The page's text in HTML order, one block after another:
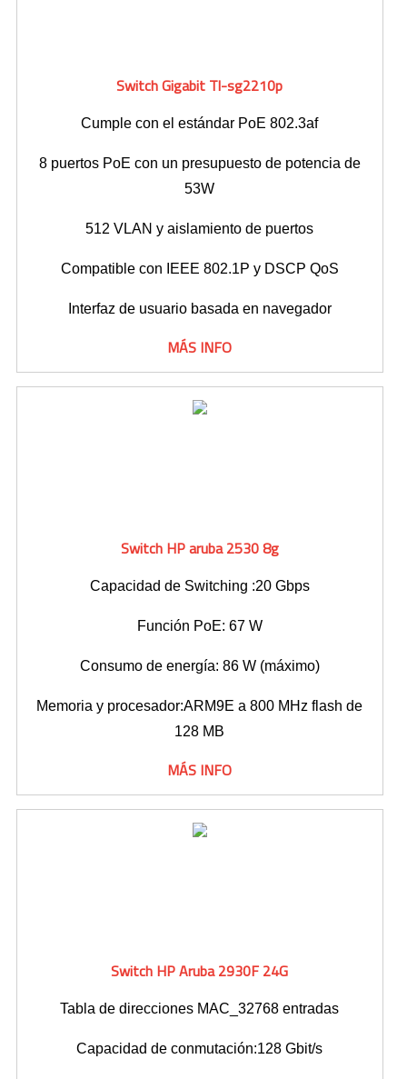
Switch Gigabit Tl-sg2210p
Cumple con el estándar PoE 802.3af
8 puertos PoE con un presupuesto de potencia de
53W
512 VLAN y aislamiento de puertos
Compatible con IEEE 802.1P y DSCP QoS
Interfaz de usuario basada en navegador
MÁS INFO
Switch HP aruba 2530 8g
Capacidad de Switching :20 Gbps
Función PoE: 67 W
Consumo de energía: 86 W (máximo)
Memoria y procesador:ARM9E a 800 MHz flash de
128 MB
MÁS INFO
Switch HP Aruba 2930F 24G
Tabla de direcciones MAC_32768 entradas
Capacidad de conmutación:128 Gbit/s